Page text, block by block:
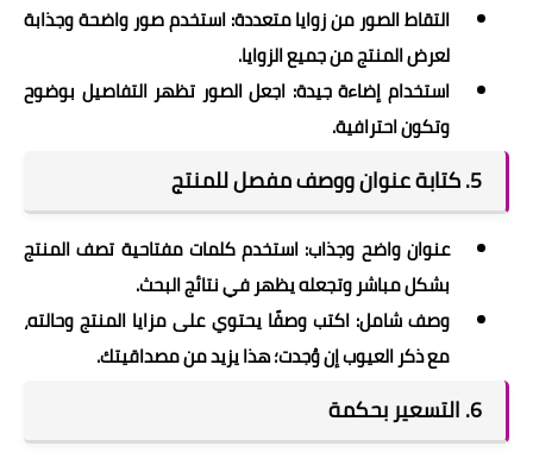
التقاط الصور من زوايا متعددة: استخدم صور واضحة وجذابة
لعرض المنتج من جميع الزوايا.
استخدام إضاءة جيدة: اجعل الصور تظهر التفاصيل بوضوح
وتكون احترافية.
5. كتابة عنوان ووصف مفصل للمنتج
عنوان واضح وجذاب: استخدم كلمات مفتاحية تصف المنتج
بشكل مباشر وتجعله يظهر في نتائج البحث.
وصف شامل: اكتب وصفًا يحتوي على مزايا المنتج وحالته،
مع ذكر العيوب إن وُجدت؛ هذا يزيد من مصداقيتك.
6. التسعير بحكمة